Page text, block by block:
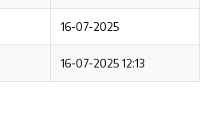
16-07-2025
16-07-2025 12:13